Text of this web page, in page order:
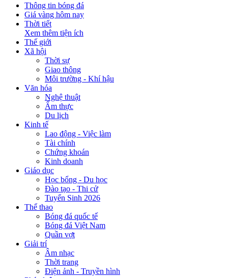
Thông tin bóng đá
Giá vàng hôm nay
Thời tiết
Xem thêm tiện ích
Thế giới
Xã hội
Thời sự
Giao thông
Môi trường - Khí hậu
Văn hóa
Nghệ thuật
Ẩm thực
Du lịch
Kinh tế
Lao động - Việc làm
Tài chính
Chứng khoán
Kinh doanh
Giáo dục
Học bổng - Du học
Đào tạo - Thi cử
Tuyển Sinh 2026
Thể thao
Bóng đá quốc tế
Bóng đá Việt Nam
Quần vợt
Giải trí
Âm nhạc
Thời trang
Điện ảnh - Truyền hình